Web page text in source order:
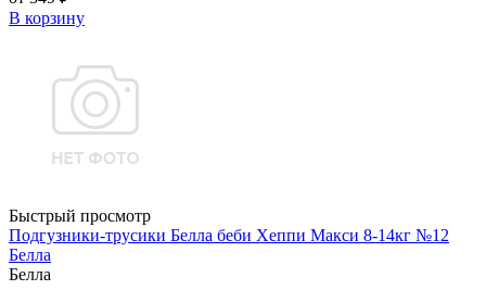
В корзину
Быстрый просмотр
Подгузники-трусики Белла беби Хеппи Макси 8-14кг №12
Белла
Белла